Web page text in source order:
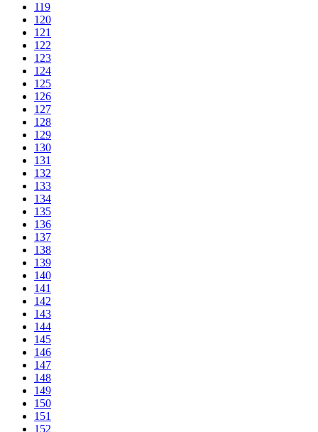
119
120
121
122
123
124
125
126
127
128
129
130
131
132
133
134
135
136
137
138
139
140
141
142
143
144
145
146
147
148
149
150
151
152